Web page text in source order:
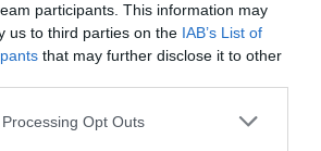
participants. This information may
us to third parties on the IAB’s List of
that may further disclose it to other
website/app uses one or more Google
Opt Outs
MENTŐK IS A HELYSZÍNRE ÉRKE...